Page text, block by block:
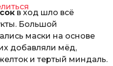
в ход шло всё
Большой
маски на основе
добавляли мёд,
и тертый миндаль.